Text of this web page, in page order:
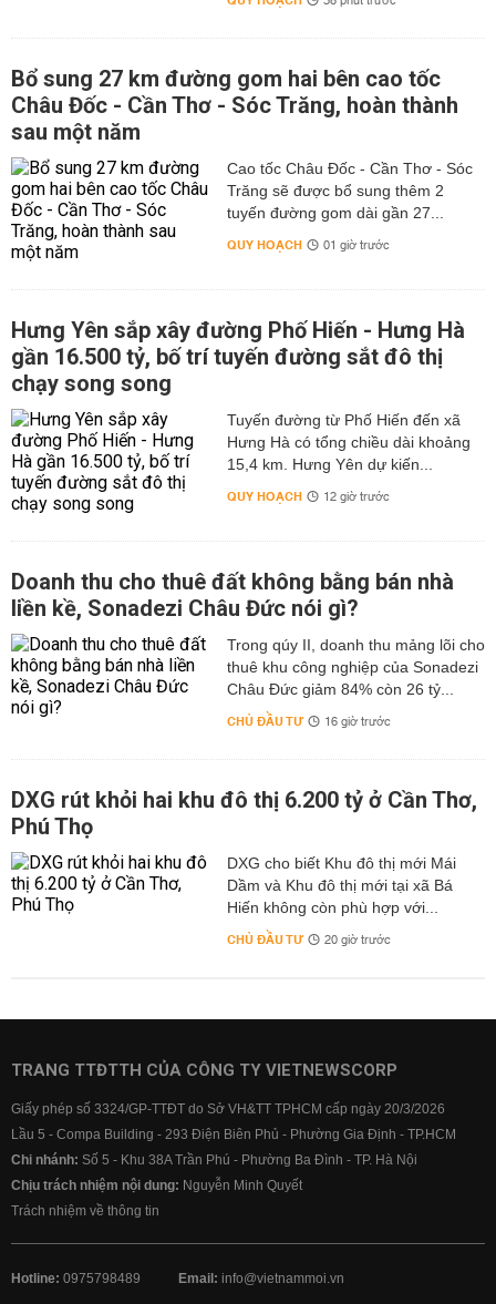
Bổ sung 27 km đường gom hai bên cao tốc
Châu Đốc - Cần Thơ - Sóc Trăng, hoàn thành
sau một năm
Cao tốc Châu Đốc - Cần Thơ - Sóc
Trăng sẽ được bổ sung thêm 2
tuyến đường gom dài gần 27...
QUY HOẠCH 01 giờ trước
Hưng Yên sắp xây đường Phố Hiến - Hưng Hà
gần 16.500 tỷ, bố trí tuyến đường sắt đô thị
chạy song song
Tuyến đường từ Phố Hiến đến xã
Hưng Hà có tổng chiều dài khoảng
15,4 km. Hưng Yên dự kiến...
QUY HOẠCH 12 giờ trước
Doanh thu cho thuê đất không bằng bán nhà
liền kề, Sonadezi Châu Đức nói gì?
Trong qúy II, doanh thu mảng lõi cho
thuê khu công nghiệp của Sonadezi
Châu Đức giảm 84% còn 26 tỷ...
CHỦ ĐẦU TƯ 16 giờ trước
DXG rút khỏi hai khu đô thị 6.200 tỷ ở Cần Thơ,
Phú Thọ
DXG cho biết Khu đô thị mới Mái
Dầm và Khu đô thị mới tại xã Bá
Hiến không còn phù hợp với...
CHỦ ĐẦU TƯ 20 giờ trước
TRANG TTĐTTH CỦA CÔNG TY VIETNEWSCORP
Giấy phép số 3324/GP-TTĐT do Sở VH&TT TPHCM cấp ngày 20/3/2026
Lầu 5 - Compa Building - 293 Điện Biên Phủ - Phường Gia Định - TP.HCM
Chi nhánh: Số 5 - Khu 38A Trần Phú - Phường Ba Đình - TP. Hà Nội
Chịu trách nhiệm nội dung: Nguyễn Minh Quyết
Trách nhiệm về thông tin
Hotline: 0975798489 Email: info@vietnammoi.vn